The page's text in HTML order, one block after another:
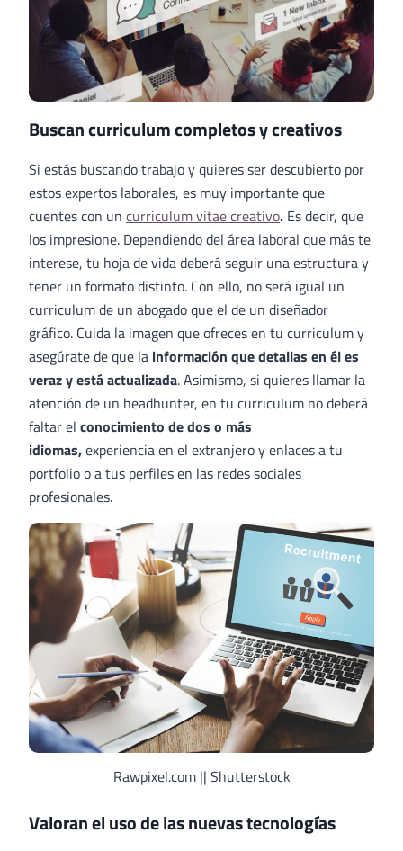
Buscan curriculum completos y creativos
Si estás buscando trabajo y quieres ser descubierto por
estos expertos laborales, es muy importante que
cuentes con un curriculum vitae creativo. Es decir, que
los impresione. Dependiendo del área laboral que más te
interese, tu hoja de vida deberá seguir una estructura y
tener un formato distinto. Con ello, no será igual un
curriculum de un abogado que el de un diseñador
gráfico. Cuida la imagen que ofreces en tu curriculum y
asegúrate de que la información que detallas en él es
veraz y está actualizada. Asimismo, si quieres llamar la
atención de un headhunter, en tu curriculum no deberá
faltar el conocimiento de dos o más
idiomas,experiencia en el extranjero y enlaces a tu
portfolio o a tus perfiles en las redes sociales
profesionales.
Rawpixel.com || Shutterstock
Valoran el uso de las nuevas tecnologías